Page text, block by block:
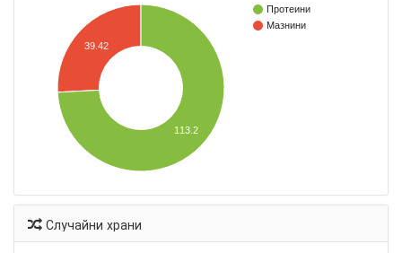
Протеини
Мазнини
39.42
113.2
Случайни храни